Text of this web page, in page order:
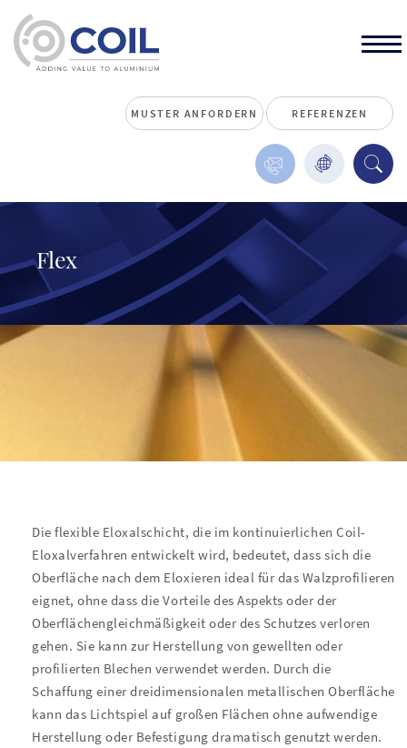
MUSTER ANFORDERN REFERENZEN
Flex
Die flexible Eloxalschicht, die im kontinuierlichen Coil-
Eloxalverfahren entwickelt wird, bedeutet, dass sich die
Oberfläche nach dem Eloxieren ideal für das Walzprofilieren
eignet, ohne dass die Vorteile des Aspekts oder der
Oberflächengleichmäßigkeit oder des Schutzes verloren
gehen. Sie kann zur Herstellung von gewellten oder
profilierten Blechen verwendet werden. Durch die
Schaffung einer dreidimensionalen metallischen Oberfläche
kann das Lichtspiel auf großen Flächen ohne aufwendige
Herstellung oder Befestigung dramatisch genutzt werden.